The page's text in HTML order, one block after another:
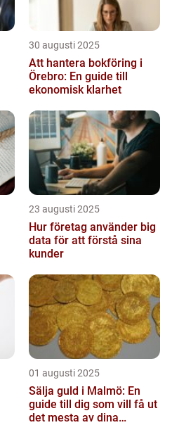
30 augusti 2025
Att hantera bokföring i
Örebro: En guide till
ekonomisk klarhet
23 augusti 2025
Hur företag använder big
data för att förstå sina
kunder
01 augusti 2025
Sälja guld i Malmö: En
guide till dig som vill få ut
det mesta av dina